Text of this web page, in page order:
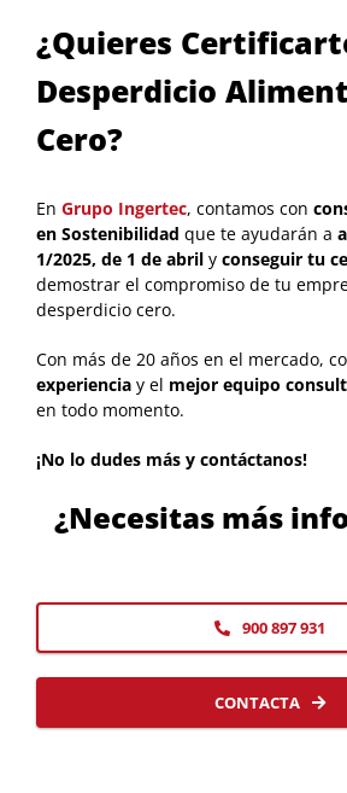
¿Quieres
Desperdicio
Cero?
En Grupo Ingertec, contamos con
en Sostenibilidad que te ayudarán a
1/2025, de 1 de abrily conseguir tu
demostrar el compromiso de tu
desperdicio cero.
Con más de 20 años en el mercado,
experienciay el mejor equipo
en todo momento.
¡No lo dudes más y contáctanos!
¿Necesitas más
900 897 931
CONTACTA